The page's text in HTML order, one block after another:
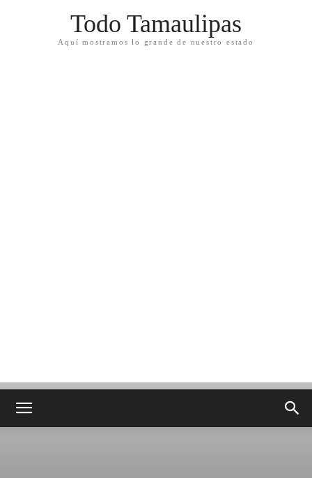
Todo Tamaulipas
Aquí mostramos lo grande de nuestro estado